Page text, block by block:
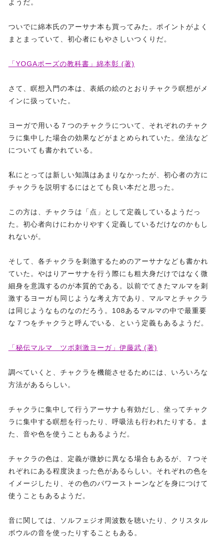
ようだ。
ついでに綿本氏のアーサナ本も買ってみた。ポイントがよく
まとまっていて、初心者にもやさしいつくりだ。
「YOGAポーズの教科書」綿本彰 (著)
さて、瞑想入門の本は、表紙の絵のとおりチャクラ瞑想がメ
インに扱っていた。
ヨーガで用いる７つのチャクラについて、それぞれのチャク
ラに集中した場合の効果などがまとめられていた。坐法など
についても書かれている。
私にとっては新しい知識はあまりなかったが、初心者の方に
チャクラを説明するにはとても良い本だと思った。
この方は、チャクラは「点」として定義しているようだっ
た。初心者向けにわかりやすく定義しているだけなのかもし
れないが。
そして、各チャクラを刺激するためのアーサナなども書かれ
ていた。やはりアーサナを行う際にも粗大身だけではなく微
細身を意識するのが本質的である。以前でてきたマルマを刺
激するヨーガも同じような考え方であり、マルマとチャクラ
は同じようなものなのだろう。108あるマルマの中で最重要
な７つをチャクラと呼んでいる、という定義もあるようだ。
「秘伝マルマ ツボ刺激ヨーガ」伊藤武 (著)
調べていくと、チャクラを機能させるためには、いろいろな
方法があるらしい。
チャクラに集中して行うアーサナも有効だし、坐ってチャク
ラに集中する瞑想を行ったり、呼吸法も行われたりする。ま
た、音や色を使うこともあるようだ。
チャクラの色は、定義が微妙に異なる場合もあるが、７つそ
れぞれにある程度決まった色があるらしい。それぞれの色を
イメージしたり、その色のパワーストーンなどを身につけて
使うこともあるようだ。
音に関しては、ソルフェジオ周波数を聴いたり、クリスタル
ボウルの音を使ったりすることもある。